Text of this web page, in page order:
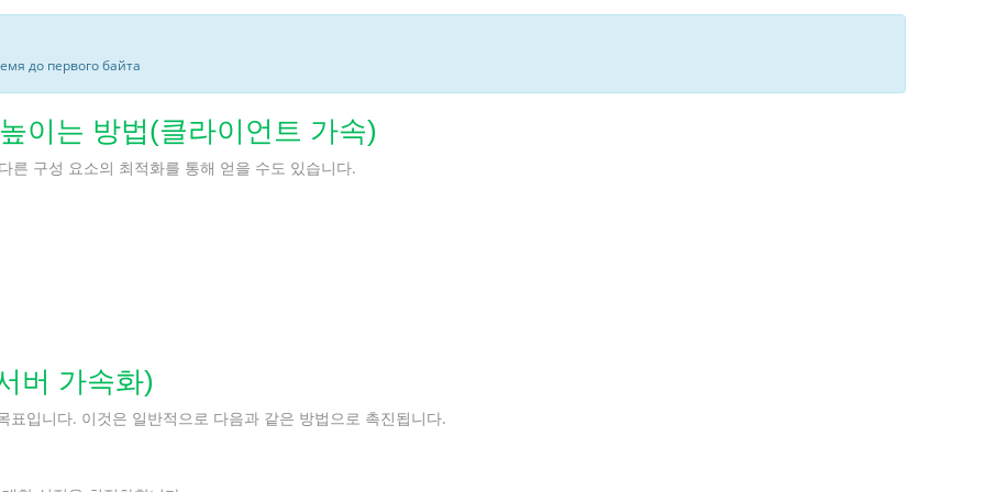
до первого байта
이는 방법(클라이언트 가속)
른 구성 요소의 최적화를 통해 얻을 수도 있습니다.
버 가속화)
입니다. 이것은 일반적으로 다음과 같은 방법으로 촉진됩니다.